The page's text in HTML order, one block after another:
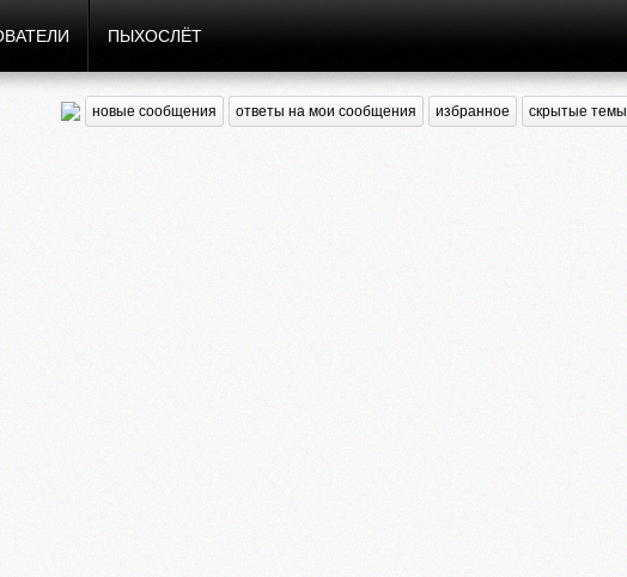
ПЫХОСЛЁТ
новые сообщения ответы на мои сообщения избранное скрытые темы